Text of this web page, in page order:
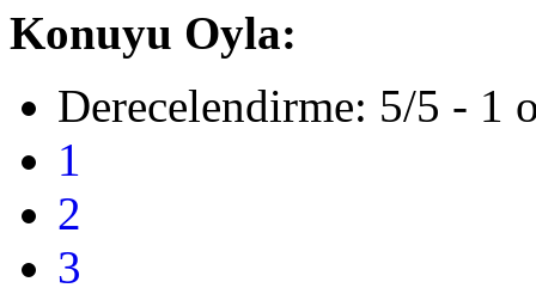
Konuyu Oyla:
Derecelendirme: 5/5 - 1
1
2
3